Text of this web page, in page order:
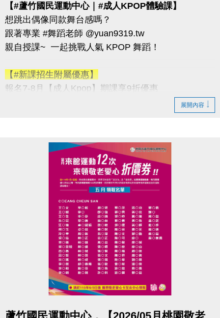
https://www.lzsports.com.tw/zh_TW/news/pageID/1/
-FB : 桃園市蘆竹國民運動中心
-IG : @luzhusports
【#蘆竹國民運動中心｜#成人KPOP體驗課】
想跳出偶像同款舞台感嗎？
跟著專業 #舞蹈老師 @yuan9319.tw
親自授課~ 一起挑戰人氣 KPOP 舞蹈！
【#新課招生附屬優惠】
報名7-8月【成人Kpop】期課享9折優惠
◆報名日期→ 即日起至課程當天
→ 中心二樓櫃檯現場報名
→ 年滿12歲
→ 8人成班，限額20名
6/16(二) → 13:30-14:30
6/17(三) → 19:35-20:35
6/17(三) → 20:40-21:40
◆體驗課曲目 :
#IVE－BANG BANG
#ITZY－THAT'S A NO NO
展開內容